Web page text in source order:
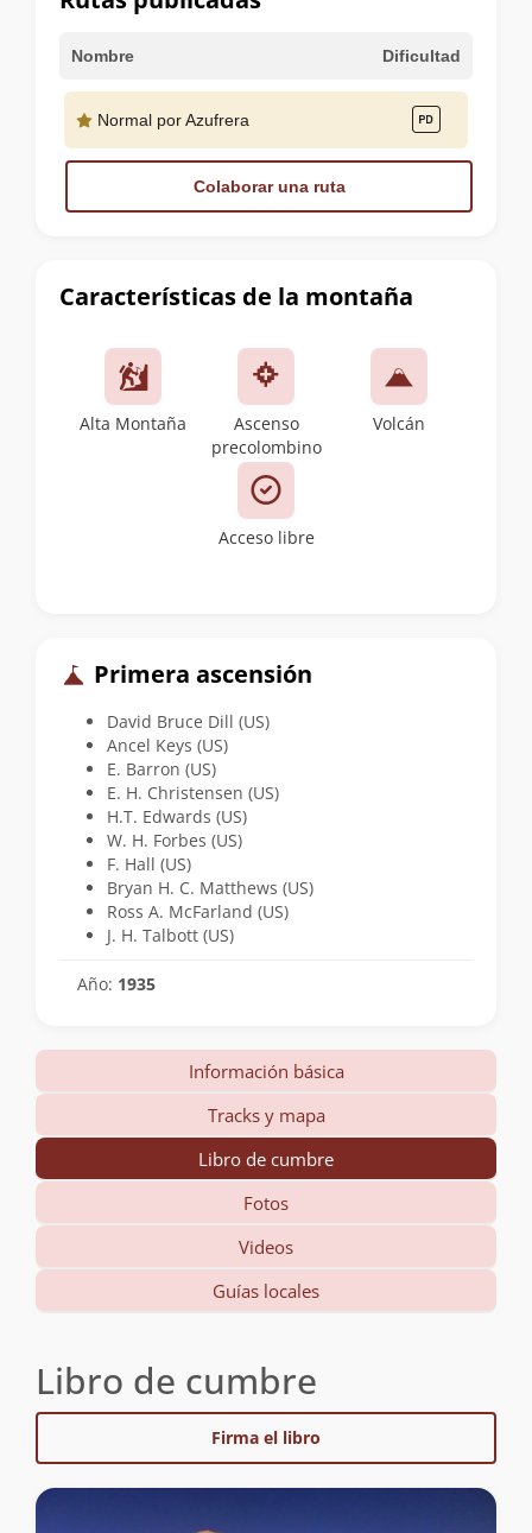
Características de la montaña
Alta Montaña
Ascenso
precolombino
Volcán
Acceso libre
Primera ascensión
David Bruce Dill (US)
Ancel Keys (US)
E. Barron (US)
E. H. Christensen (US)
H.T. Edwards (US)
W. H. Forbes (US)
F. Hall (US)
Bryan H. C. Matthews (US)
Ross A. McFarland (US)
J. H. Talbott (US)
Año: 1935
Nombre Dificultad
Normal por Azufrera
Colaborar una ruta
Información básica
Tracks y mapa
Libro de cumbre
Fotos
Videos
Guías locales
Libro de cumbre
Firma el libro